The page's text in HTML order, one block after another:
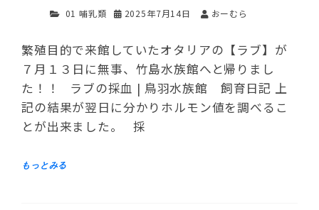
01 哺乳類 2025年7月14日 おーむら
繁殖目的で来館していたオタリアの【ラブ】が
７月１３日に無事、竹島水族館へと帰りまし
た！！ ラブの採血 | 鳥羽水族館 飼育日記 上
記の結果が翌日に分かりホルモン値を調べるこ
とが出来ました。 採